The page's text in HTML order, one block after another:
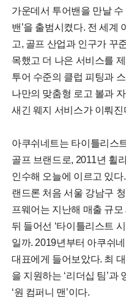
가운데서 투어밴을 만날 수
밴’을 출범시켰다. 전 세계
고, 골프 산업과 인구가 꾸
목했고 더 나은 서비스를
투어 수준의 클럽 피팅과
나만의 맞춤형 로고 볼과
새긴 웨지 서비스가 이뤄진
아쿠쉬네트는 타이틀리스
골프 브랜드로, 2011년 휠
인수해 오늘에 이르고 있
랜드론 처음 서울 강남구
프웨어는 지난해 매출 규
뒤 들어선 ‘타이틀리스트
일까. 2019년부터 아쿠쉬
대표에게 들어보았다. 최
을 지원하는 ‘리더십 팀’과
‘원 컴퍼니 맨’이다.